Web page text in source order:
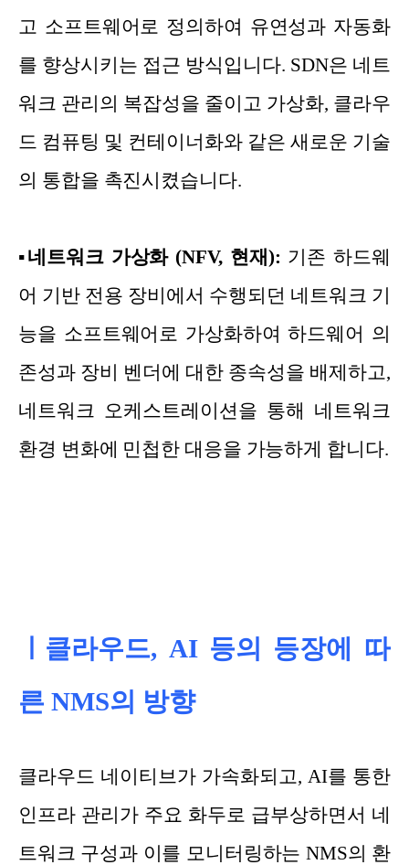
고 소프트웨어로 정의하여 유연성과 자동화
를 향상시키는 접근 방식입니다. SDN은 네트
워크 관리의 복잡성을 줄이고 가상화, 클라우
드 컴퓨팅 및 컨테이너화와 같은 새로운 기술
의 통합을 촉진시켰습니다.
▪네트워크 가상화 (NFV, 현재): 기존 하드웨
어 기반 전용 장비에서 수행되던 네트워크 기
능을 소프트웨어로 가상화하여 하드웨어 의
존성과 장비 벤더에 대한 종속성을 배제하고,
네트워크 오케스트레이션을 통해 네트워크
환경 변화에 민첩한 대응을 가능하게 합니다.
ㅣ클라우드, AI 등의 등장에 따
른 NMS의 방향
클라우드 네이티브가 가속화되고, AI를 통한
인프라 관리가 주요 화두로 급부상하면서 네
트워크 구성과 이를 모니터링하는 NMS의 환